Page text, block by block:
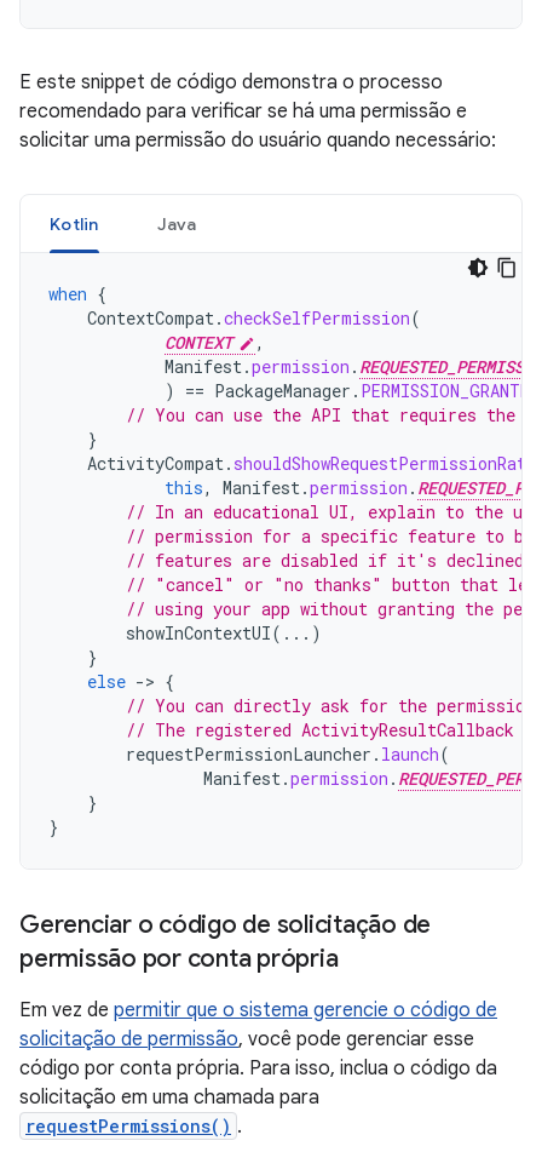
E este snippet de código demonstra o processo
recomendado para verificar se há uma permissão e
solicitar uma permissão do usuário quando necessário:
Kotlin Java
when {
ContextCompat.checkSelfPermission(
CONTEXT
,
Manifest.permission .
)
== PackageManager . PERMISSION_GRANTED
// You can use the API that requires the
}
ActivityCompat.
this, Manifest.permission .
// In an educational UI, explain to the
// permission for a specific feature to
// features are disabled if it's
// "cancel" or "no thanks" button that
// using your app without granting the
showInContextUI(...)
}
else -> {
// You can directly ask for the
// The registered ActivityResultCallback
requestPermissionLauncher . launch(
Manifest.permission .
}
}
Gerenciar o código de solicitação de
permissão por conta própria
Em vez de permitir que o sistema gerencie o código de
solicitação de permissão, você pode gerenciar esse
código por conta própria. Para isso, inclua o código da
solicitação em uma chamada para
requestPermissions() .